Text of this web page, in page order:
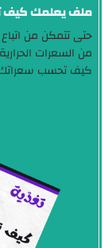
ملف يعلمك كيف
حتى تتمكن من
من السعرات
كيف تحسب سعراتك